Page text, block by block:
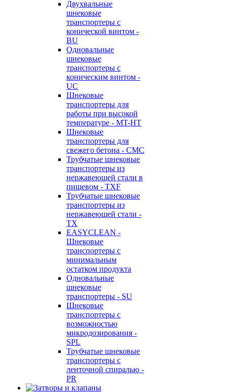
Двухвальные
шнековые
транспортеры с
конической винтом -
BU
Одновальные
шнековые
транспортеры с
коническим винтом -
UC
Шнековые
транспортеры для
работы при высокой
температуре - MT-HT
Шнековые
транспортеры для
свежего бетона - CMC
Трубчатые шнековые
транспортеры из
нержавеющей стали в
пищевом - TXF
Трубчатые шнековые
транспортеры из
нержавеющей стали -
TX
EASYCLEAN -
Шнековые
транспортеры с
минимальным
остатком продукта
Одновальные
шнековые
транспортеры - SU
Шнековые
транспортеры с
возможностью
микродозирования -
SPL
Трубчатые шнековые
транспортеры с
ленточной спиралью -
PR